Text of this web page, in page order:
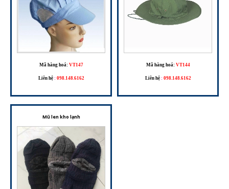
Mã hàng hoá: VT147
Liên hệ : 098.148.6162
Mã hàng hoá: VT144
Liên hệ : 098.148.6162
Mũ len kho lạnh